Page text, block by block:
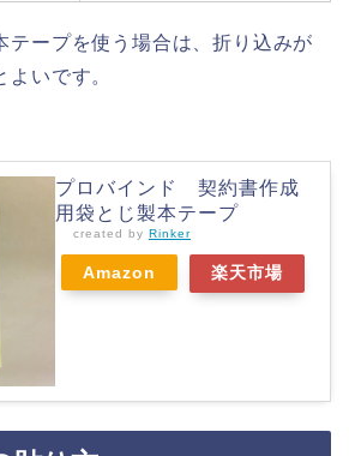
テープを使う場合は、折り込みが
いです。
プロバインド 契約書作成
用袋とじ製本テープ
created by Rinker
Amazon 楽天市場